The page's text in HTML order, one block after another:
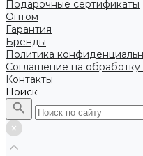
Подарочные сертификаты
Оптом
Гарантия
Бренды
Политика
Соглашение на
Контакты
Поиск